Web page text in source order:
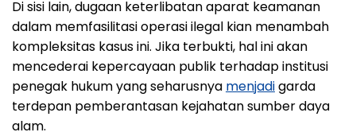
Di sisi lain, dugaan keterlibatan aparat keamanan
dalam memfasilitasi operasi ilegal kian menambah
kompleksitas kasus ini. Jika terbukti, hal ini akan
mencederai kepercayaan publik terhadap institusi
penegak hukum yang seharusnya menjadigarda
terdepan pemberantasan kejahatan sumber daya
alam.